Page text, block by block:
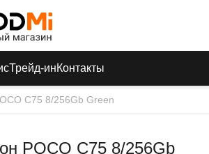
Трейд-инКонтакты
C75 8/256Gb Green
POCO C75 8/256Gb